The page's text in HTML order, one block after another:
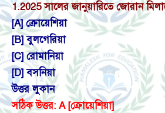
1.2025 সালের জানুয়ারিতে জোরান
[A] ক্রোয়েশিয়া
[B] বুলগেরিয়া
[C] রোমানিয়া
[D] বসনিয়া
উত্তর লুকান
সঠিক উত্তর: A [ক্রোয়েশিয়া]